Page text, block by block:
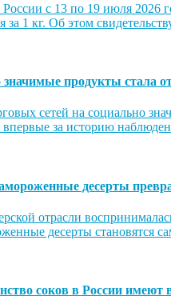
с 13 по 19 июля 2026
1 кг. Об этом
продукты стала
сетей на социально
за историю
десерты
отрасли
десерты становятся
соков в России имеют